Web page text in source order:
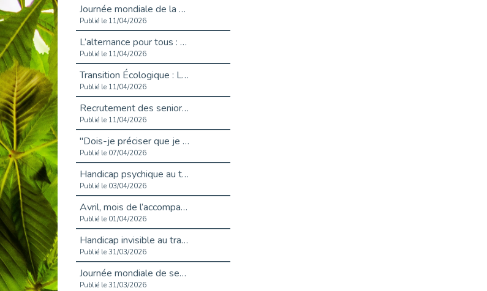
Journée mondiale de la maladie de Parkinson : Mieux comprendre pour mieux accompagner
Publié le 11/04/2026
L’alternance pour tous : Cap Emploi 92 et Seine Ouest Entreprise et Emploi mobilisés à Boulogne-Billancourt
Publié le 11/04/2026
Transition Écologique : Les Cap Emploi 75,92 et 93 s’engagent pour un Numérique Responsable
Publié le 11/04/2026
Recrutement des seniors : Un levier de transformation pour les ETI franciliennes
Publié le 11/04/2026
"Dois-je préciser que je suis handicapé sur mon CV?"
Publié le 07/04/2026
Handicap psychique au travail : et si nous changions de regard - vidéo
Publié le 03/04/2026
Avril, mois de l’accompagnement dans l’emploi avec Cap emploi.
Publié le 01/04/2026
Handicap invisible au travail : se taire ou parler? - vidéo
Publié le 31/03/2026
Journée mondiale de sensibilisation à l’autisme
Publié le 31/03/2026